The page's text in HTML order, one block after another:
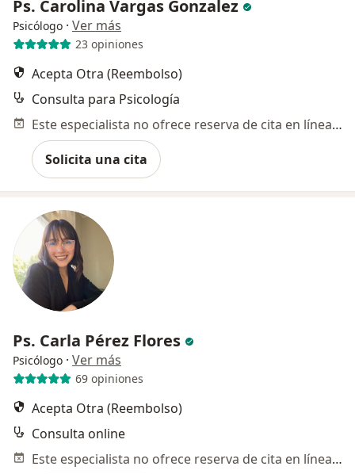
Ps. Carolina Vargas Gonzalez
Psicólogo · Ver más
23 opiniones
Acepta Otra (Reembolso)
Consulta para Psicología
Este especialista no ofrece reserva de cita en línea en esta dirección.
Solicita una cita
Ps. Carla Pérez Flores
Psicólogo · Ver más
69 opiniones
Acepta Otra (Reembolso)
Consulta online
Este especialista no ofrece reserva de cita en línea en esta dirección.